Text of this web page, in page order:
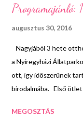
Programajánló:
augusztus 30, 2016
Nagyjából 3 hete
a Nyíregyházi
ott, így időszerűnek
birodalmába. Első
kígyóztak és
MEGOSZTÁS